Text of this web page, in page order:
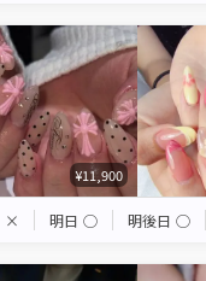
¥11,900
× 明日 ◯ 明後日 ◯